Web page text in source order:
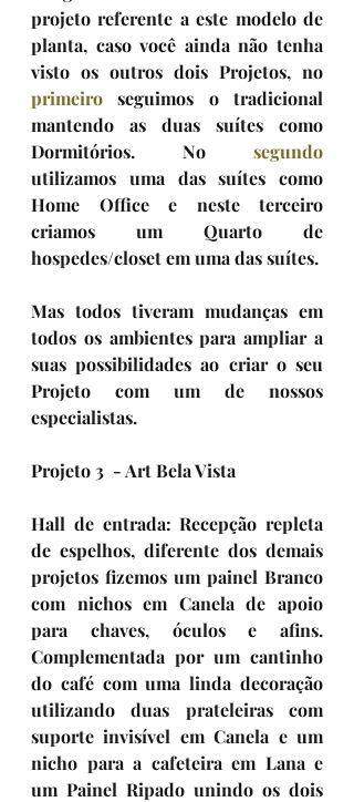
projeto referente a este modelo de
planta, caso você ainda não tenha
visto os outros dois Projetos
primeiro seguimos o tradicional
mantendo as duas suítes como
Dormitórios. No segundo
utilizamos uma das suítes como
Home Office e neste terceiro
criamos um Quarto de
hospedes/closet em uma das suítes.
Mas todos tiveram mudanças em
todos os ambientes para ampliar a
suas possibilidades ao criar o seu
Projeto com um de nossos
especialistas.
Projeto 3  - Art Bela Vista
Hall de entrada: Recepção repleta
de espelhos, diferente dos demais
projetos fizemos um painel Branco
com nichos em Canela de apoio
para chaves, óculos e afins.
Complementada por um cantinho
do café com uma linda decoração
utilizando duas prateleiras com
suporte invisível em Canela e um
nicho para a cafeteira em Lana e
um Painel Ripado unindo os dois